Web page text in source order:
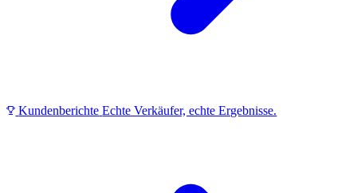
Kundenberichte Echte Verkäufer, echte Ergebnisse.